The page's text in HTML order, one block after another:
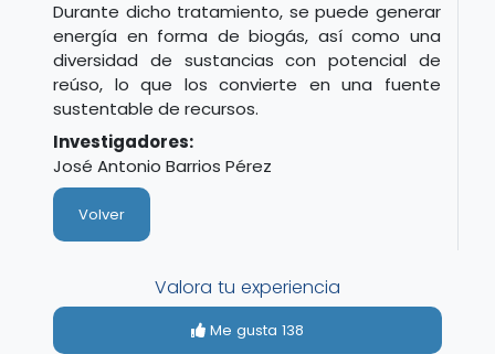
Durante dicho tratamiento, se puede generar
energía en forma de biogás, así como una
diversidad de sustancias con potencial de
reúso, lo que los convierte en una fuente
sustentable de recursos.
Investigadores:
José Antonio Barrios Pérez
Volver
Valora tu experiencia
Me gusta 138